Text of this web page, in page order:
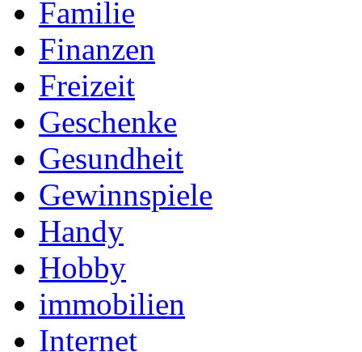
Familie
Finanzen
Freizeit
Geschenke
Gesundheit
Gewinnspiele
Handy
Hobby
immobilien
Internet